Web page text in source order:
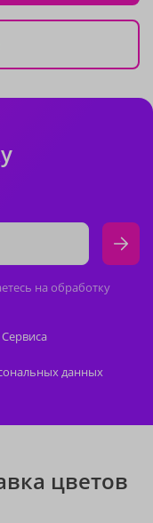
на обработку
данных
цветов